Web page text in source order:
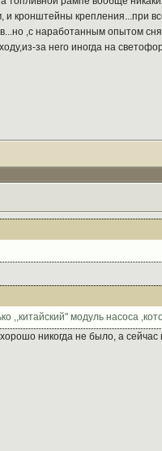
кронштейны крепления...при
,с наработанным опытом
за него иногда на
,,китайский" модуль насоса
никогда не было, а сейчас